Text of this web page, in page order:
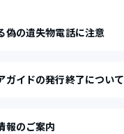
偽の遺失物電話に注意
ガイドの発行終了について
報のご案内